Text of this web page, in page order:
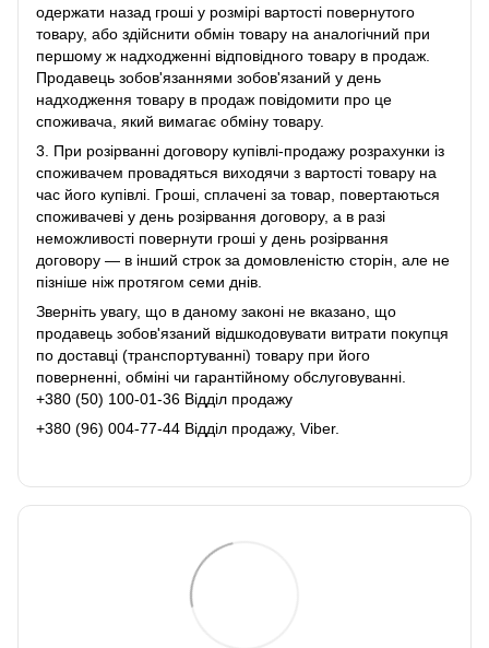
одержати назад гроші у розмірі вартості повернутого
товару, або здійснити обмін товару на аналогічний при
першому ж надходженні відповідного товару в продаж.
Продавець зобов'язаннями зобов'язаний у день
надходження товару в продаж повідомити про це
споживача, який вимагає обміну товару.
3. При розірванні договору купівлі-продажу розрахунки із
споживачем провадяться виходячи з вартості товару на
час його купівлі. Гроші, сплачені за товар, повертаються
споживачеві у день розірвання договору, а в разі
неможливості повернути гроші у день розірвання
договору ― в інший строк за домовленістю сторін, але не
пізніше ніж протягом семи днів.
Зверніть увагу, що в даному законі не вказано, що
продавець зобов'язаний відшкодовувати витрати покупця
по доставці (транспортуванні) товару при його
поверненні, обміні чи гарантійному обслуговуванні.
+380 (50) 100-01-36 Відділ продажу
+380 (96) 004-77-44 Відділ продажу, Viber.